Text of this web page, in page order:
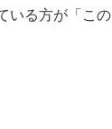
いる方が「この